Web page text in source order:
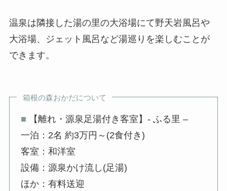
温泉は隣接した湯の里の大浴場にて野天岩風呂や
大浴場、ジェット風呂など湯巡りを楽しむことが
できます。
箱根の森おかだについて
■ 【離れ・源泉足湯付き客室】- ふる里 –
一泊：2名 約3万円～(2食付き)
客室：和洋室
設備：源泉かけ流し(足湯)
ほか：有料送迎